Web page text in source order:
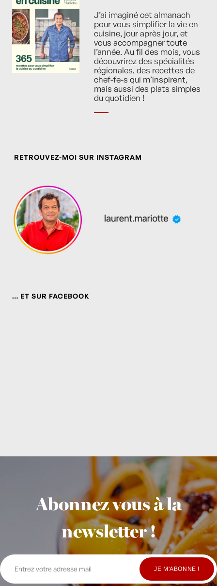
J’ai imaginé cet almanach
pour vous simplifier la vie en
cuisine, jour après jour, et
vous accompagner toute
l’année. Au fil des mois, vous
découvrirez des spécialités
régionales, des recettes de
chef-fe-s qui m’inspirent,
mais aussi des plats simples
du quotidien !
RETROUVEZ-MOI SUR INSTAGRAM
… ET SUR FACEBOOK
Abonnez vous à la
newsletter !